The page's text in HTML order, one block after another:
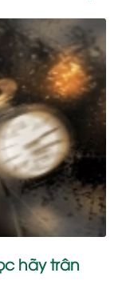
hãy trân